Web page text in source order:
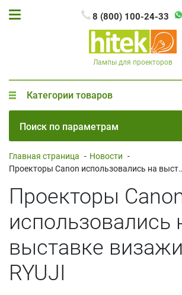
8 (800) 100-24-33
Лампы для проекторов
Категории товаров
Поиск по параметрам
Главная страница - Новости -
Проекторы Canon
Проекторы
использовались
выставке
RYUJI